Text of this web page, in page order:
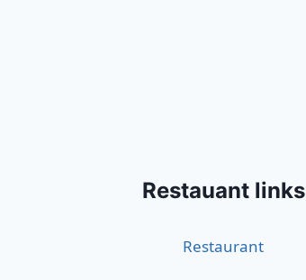
Restauant links
Restaurant